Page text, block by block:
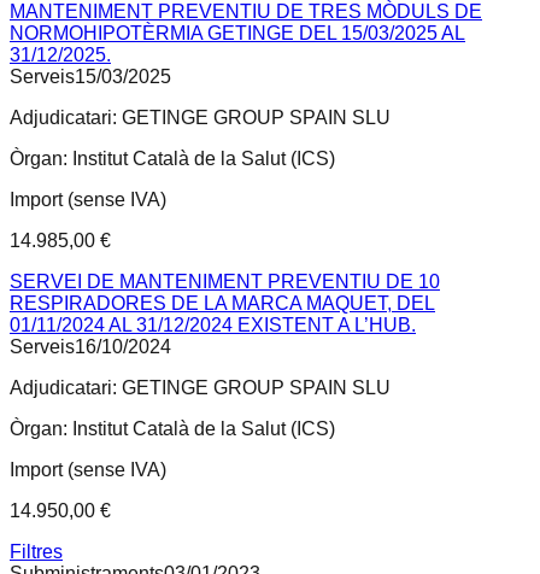
MANTENIMENT PREVENTIU DE TRES MÒDULS DE
NORMOHIPOTÈRMIA GETINGE DEL 15/03/2025 AL
31/12/2025.
Serveis15/03/2025
Adjudicatari: GETINGE GROUP SPAIN SLU
Òrgan: Institut Català de la Salut (ICS)
Import (sense IVA)
14.985,00 €
SERVEI DE MANTENIMENT PREVENTIU DE 10
RESPIRADORES DE LA MARCA MAQUET, DEL
01/11/2024 AL 31/12/2024 EXISTENT A L’HUB.
Serveis16/10/2024
Adjudicatari: GETINGE GROUP SPAIN SLU
Òrgan: Institut Català de la Salut (ICS)
Import (sense IVA)
14.950,00 €
Filtres